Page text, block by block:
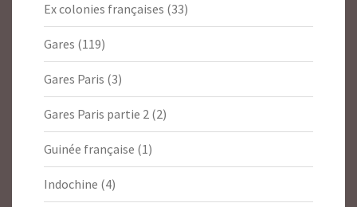
Ex colonies françaises (33)
Gares (119)
Gares Paris (3)
Gares Paris partie 2 (2)
Guinée française (1)
Indochine (4)